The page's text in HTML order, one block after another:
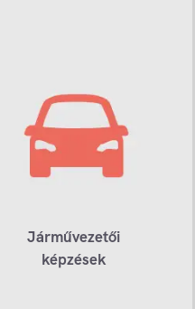
Járművezetői
képzések